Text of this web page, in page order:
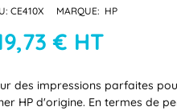
CE410X MARQUE: HP
€ HT
des impressions parfaites
HP d'origine. En termes de